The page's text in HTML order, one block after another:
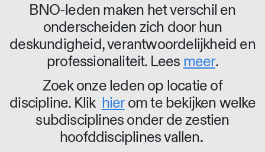
BNO-leden maken het verschil en
onderscheiden zich door hun
deskundigheid, verantwoordelijkheid en
professionaliteit. Lees meer.
Zoek onze leden op locatie of
discipline. Klik hierom te bekijken welke
subdisciplines onder de zestien
hoofddisciplines vallen.